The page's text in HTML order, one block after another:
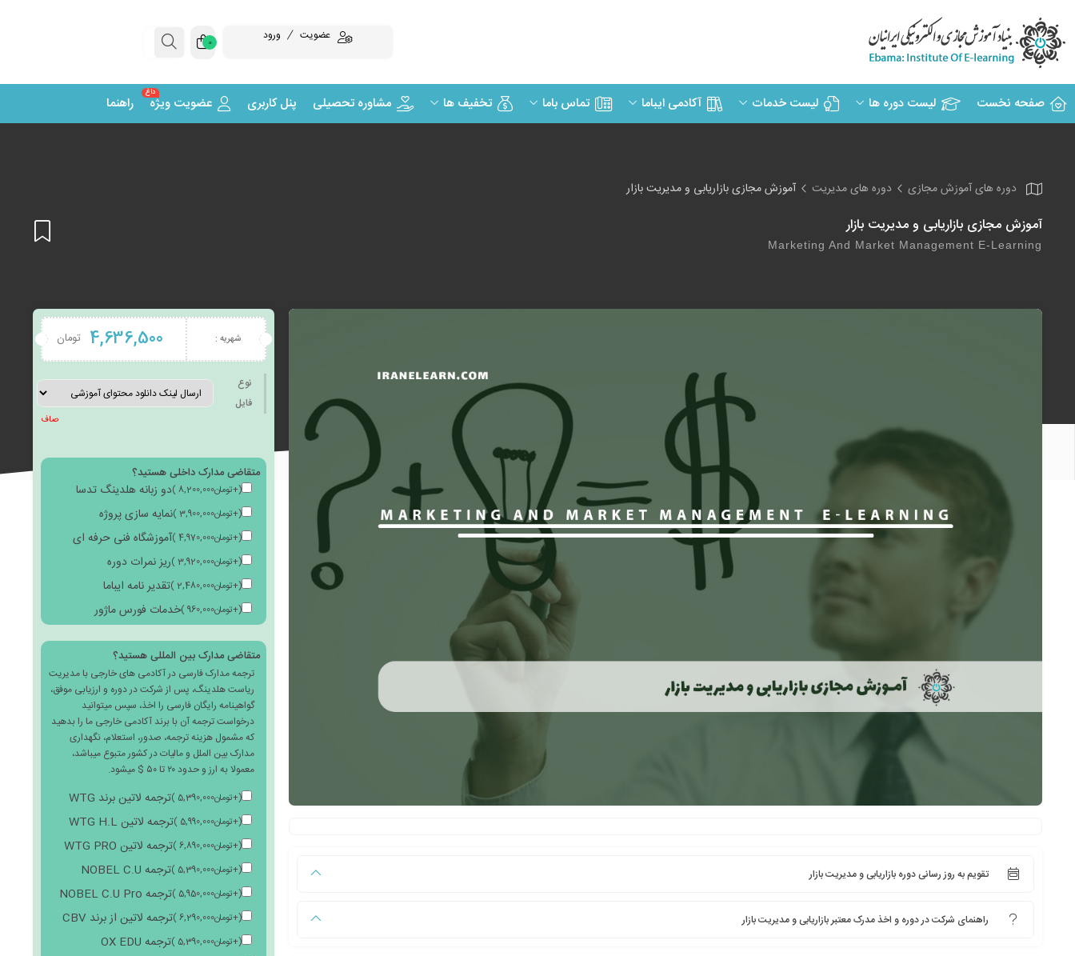
عضویت ورود 0
صفحه نخست لیست دوره ها لیست خدمات آکادمی ایباما تماس باما تخفیف ها مشاوره تحصیلی پنل کاربری عضویت ویژه
داغ
راهنما
دوره های آموزش مجازی دوره های مدیریت آموزش مجازی بازاریابی و مدیریت بازار
آموزش مجازی بازاریابی و مدیریت بازار
Marketing And Market Management E-Learning
به
ها
تقویم به روز رسانی دوره بازاریابی و مدیریت بازار
راهنمای شرکت در دوره و اخذ مدرک معتبر بازاریابی و مدیریت بازار
شهریه : 4,636,500 تومان
نوع
فایل
صاف
متقاضی مدارک داخلی هستید؟
دو زبانه هلدینگ تدسا (
+
8,200,000تومان )
نمایه سازی پروژه (
+
3,900,000تومان )
آموزشگاه فنی حرفه ای (
+
4,970,000تومان )
ریز نمرات دوره (
+
3,920,000تومان )
تقدیر نامه ایباما (
+
2,480,000تومان )
خدمات فورس ماژور (
+
960,000تومان )
متقاضی مدارک بین المللی هستید؟
ترجمه مدارک فارسی در آکادمی های خارجی با مدیریت
ریاست هلدینگ، پس از شرکت در دوره و ارزیابی موفق،
گواهینامه رایگان فارسی را اخذ، سپس میتوانید
درخواست ترجمه آن با برند آکادمی خارجی ما را بدهید
که مشمول هزینه ترجمه، صدور، استعلام، نگهداری
مدارک بین الملل و مالیات در کشور متبوع میباشد،
معمولا به ارز و حدود ۲۰ تا ۵۰ $ میشود.
ترجمه لاتین برند WTG (
+
5,390,000تومان )
ترجمه لاتین WTG H.L (
+
5,990,000تومان )
ترجمه لاتین WTG PRO (
+
6,890,000تومان )
ترجمه NOBEL C.U (
+
5,390,000تومان )
ترجمه NOBEL C.U Pro (
+
5,950,000تومان )
ترجمه لاتین از برند CBV (
+
6,290,000تومان )
ترجمه OX EDU (
+
5,390,000تومان )